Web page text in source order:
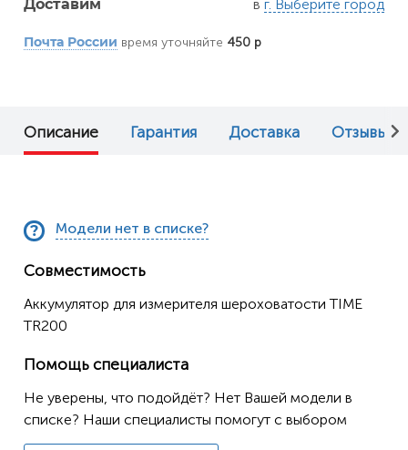
Доставим в г. Выберите город
Почта России время уточняйте 450 р
Описание Гарантия Доставка Отзывы (0)
Модели нет в списке?
Совместимость
Аккумулятор для измерителя шероховатости TIME
TR200
Помощь специалиста
Не уверены, что подойдёт? Нет Вашей модели в
списке? Наши специалисты помогут с выбором